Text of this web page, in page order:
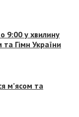
9:00 у хвилину
Гімн України
м’ясом та